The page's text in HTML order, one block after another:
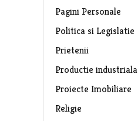
Pagini Personale
Politica si Legislatie
Prietenii
Productie industriala
Proiecte Imobiliare
Religie